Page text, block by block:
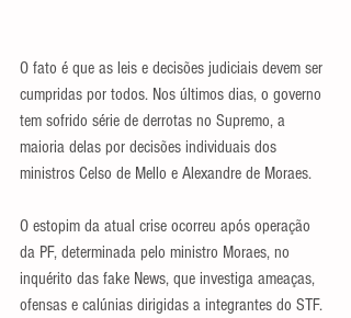
O fato é que as leis e decisões judiciais devem ser
cumpridas por todos. Nos últimos dias, o governo
tem sofrido série de derrotas no Supremo, a
maioria delas por decisões individuais dos
ministros Celso de Mello e Alexandre de Moraes.
O estopim da atual crise ocorreu após operação
da PF, determinada pelo ministro Moraes, no
inquérito das fake News, que investiga ameaças,
ofensas e calúnias dirigidas a integrantes do STF.